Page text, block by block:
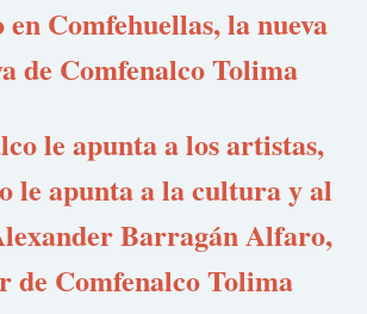
Comfehuellas, la nueva
de Comfenalco Tolima
le apunta a los artistas,
le apunta a la cultura y al
Barragán Alfaro,
de Comfenalco Tolima